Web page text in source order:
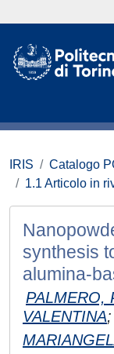
IRIS Catalogo
1.1 Articolo in
synthesis
alumina-
PALMERO,
VALENTINA;